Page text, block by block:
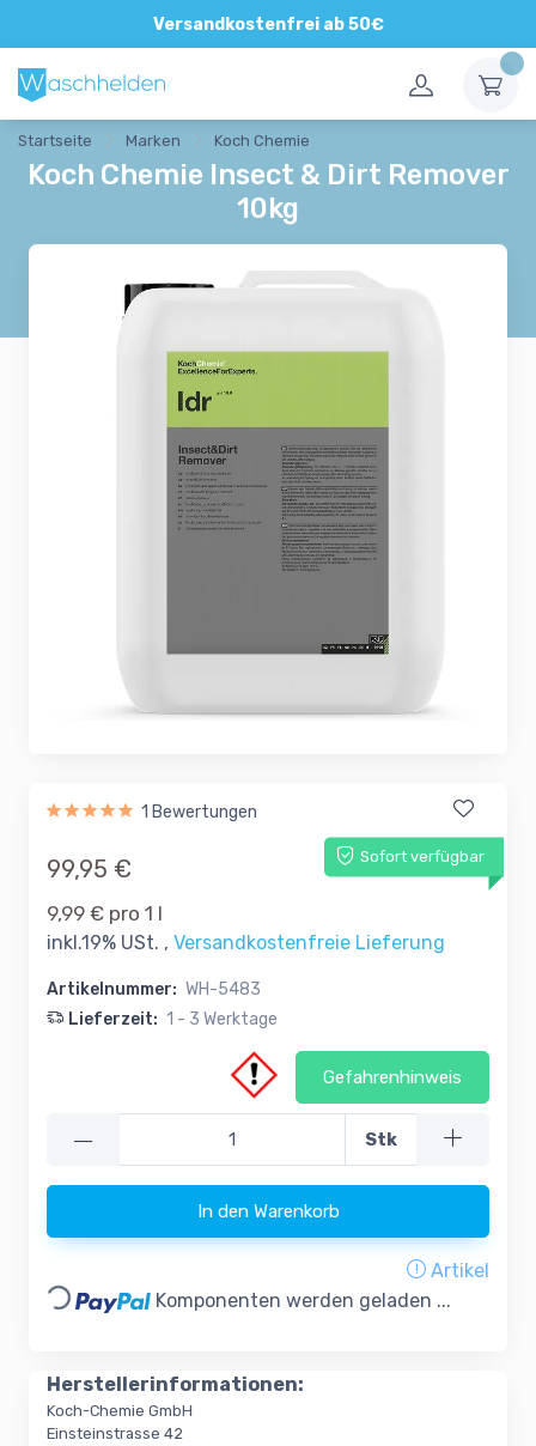
Versandkostenfrei ab 50€
Direkte und persönliche Beratung
Startseite Marken Koch Chemie
Koch Chemie Insect & Dirt Remover
10kg
1 Bewertungen
Sofort verfügbar
99,95 €
9,99 € pro 1 l
inkl.19% USt. , Versandkostenfreie Lieferung
Artikelnummer: WH-5483
Lieferzeit: 1 - 3 Werktage
Gefahrenhinweis
— Stk
In den Warenkorb
Artikel
Loading... Komponenten werden geladen ...
Herstellerinformationen:
Koch-Chemie GmbH
Einsteinstrasse 42